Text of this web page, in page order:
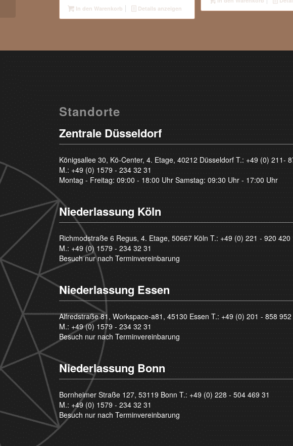
In den Warenkorb Details anzeigen
Standorte
Zentrale Düsseldorf
Königsallee 30, Kö-Center, 4. Etage, 40212 Düsseldorf T.: +49 (0) 211-
M.: +49 (0) 1579 - 234 32 31
Montag - Freitag: 09:00 - 18:00 Uhr Samstag: 09:30 Uhr - 17:00 Uhr
Niederlassung Köln
Richmodstraße 6 Regus, 4. Etage, 50667 Köln T.: +49 (0) 221 - 920 420
M.: +49 (0) 1579 - 234 32 31
Besuch nur nach Terminvereinbarung
Niederlassung Essen
Alfredstraße 81, Workspace-a81, 45130 Essen T.: +49 (0) 201 - 858
M.: +49 (0) 1579 - 234 32 31
Besuch nur nach Terminvereinbarung
Niederlassung Bonn
Bornheimer Straße 127, 53119 Bonn T.: +49 (0) 228 - 504 469 31
M.: +49 (0) 1579 - 234 32 31
Besuch nur nach Terminvereinbarung